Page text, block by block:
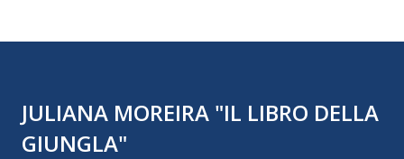
JULIANA MOREIRA "IL LIBRO DELLA
GIUNGLA"